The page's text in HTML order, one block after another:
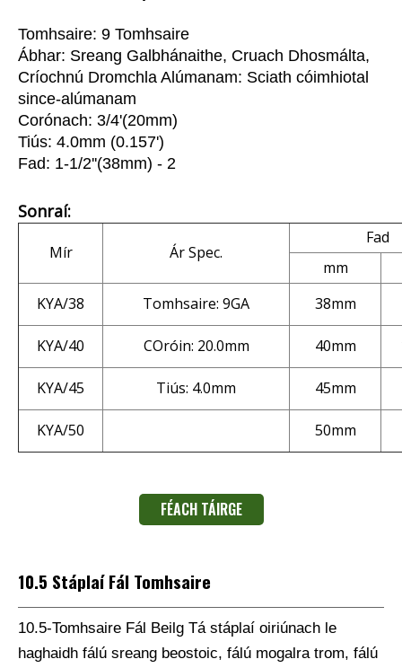
Tomhsaire: 9 Tomhsaire
Ábhar: Sreang Galbhánaithe, Cruach Dhosmálta,
Críochnú Dromchla Alúmanam: Sciath cóimhiotal
since-alúmanam
Corónach: 3/4'(20mm)
Tiús: 4.0mm (0.157')
Fad: 1-1/2''(38mm) - 2
Sonraí:
Mír Ár Spec.
Fad
mm
KYA/38
Tomhsaire: 9GA 38mm
KYA/40 COróin: 20.0mm 40mm
KYA/45 Tiús: 4.0mm 45mm
KYA/50 50mm
FÉACH TÁIRGE
10.5 Stáplaí Fál Tomhsaire
10.5-Tomhsaire Fál Beilg Tá stáplaí oiriúnach le
haghaidh fálú sreang beostoic, fálú mogalra trom, fálú